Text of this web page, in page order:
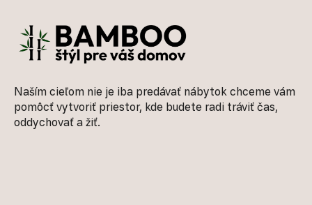
Naším cieľom nie je iba predávať nábytok chceme vám
pomôcť vytvoriť priestor, kde budete radi tráviť čas,
oddychovať a žiť.